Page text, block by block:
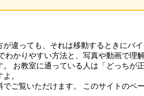
違っても、それは移動するときに
わかりやすい方法と、写真や動画で
お教室に通っている人は「どっち
。
ご覧いただけます。 このサイトのペ